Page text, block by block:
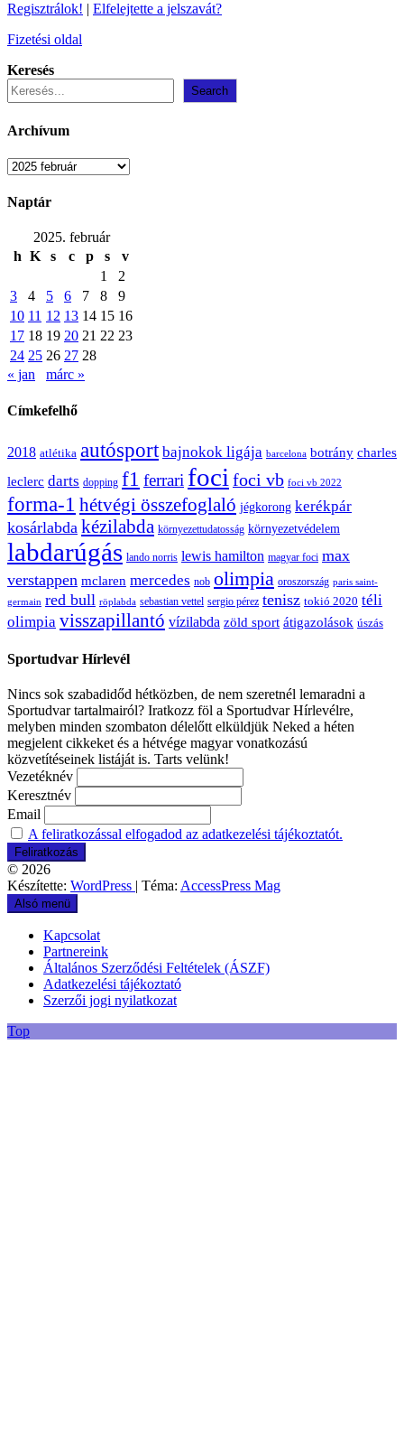
Regisztrálok! | Elfelejtette a jelszavát?
Fizetési oldal
Keresés
Search
Archívum
Archívum
Naptár
2025. február
h K s c p s
v
1
2
3
4 5 6 7 8
9
10 11 12 13 14 15 16
17 18 19 20 21 22 23
24 25 26 27 28
« jan
márc »
Címkefelhő
2018 atlétika autósport bajnokok ligája barcelona botrány charles
leclerc darts dopping f1 ferrari foci foci vb foci vb 2022
forma-1 hétvégi összefoglaló jégkorong kerékpár
kosárlabda kézilabda környezettudatosság környezetvédelem
labdarúgás lando norris lewis hamilton magyar foci max
verstappen mclaren mercedes nob olimpia oroszország paris saint-
germain red bull röplabda sebastian vettel sergio pérez tenisz tokió 2020 téli
olimpia visszapillantó vízilabda zöld sport átigazolások úszás
Sportudvar Hírlevél
Nincs sok szabadidőd hétközben, de nem szeretnél lemaradni a
Sportudvar tartalmairól? Iratkozz föl a Sportudvar Hírlevélre,
melyben minden szombaton délelőtt elküldjük Neked a héten
megjelent cikkeket és a hétvége magyar vonatkozású
közvetítéseinek listáját is. Tarts velünk!
Vezetéknév
Keresztnév
Email
A feliratkozással elfogadod az adatkezelési tájékoztatót.
© 2026
Készítette: WordPress | Téma: AccessPress Mag
Alsó menü
Kapcsolat
Partnereink
Általános Szerződési Feltételek (ÁSZF)
Adatkezelési tájékoztató
Szerzői jogi nyilatkozat
Top